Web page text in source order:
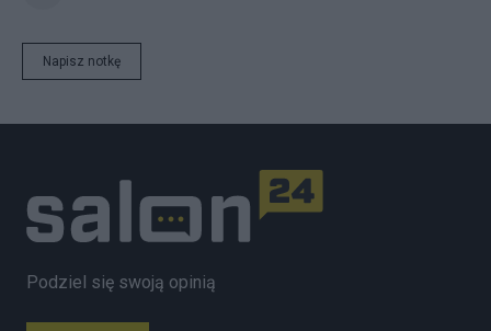
Napisz notkę
Podziel się swoją opinią